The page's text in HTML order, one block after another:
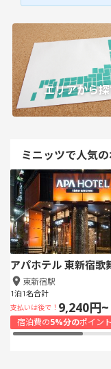
エリアから
ミニッツで人気
アパホテル 東新宿歌
東新宿駅
1泊1名合計
支払いは後で！ 9,240円~
宿泊費の5%分のポイン